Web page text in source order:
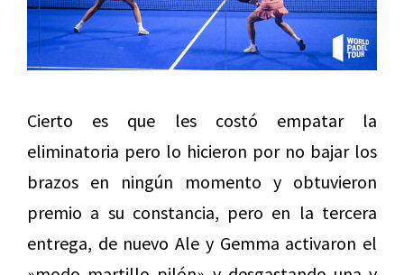
Cierto es que les costó empatar la
eliminatoria pero lo hicieron por no bajar los
brazos en ningún momento y obtuvieron
premio a su constancia, pero en la tercera
entrega, de nuevo Ale y Gemma activaron el